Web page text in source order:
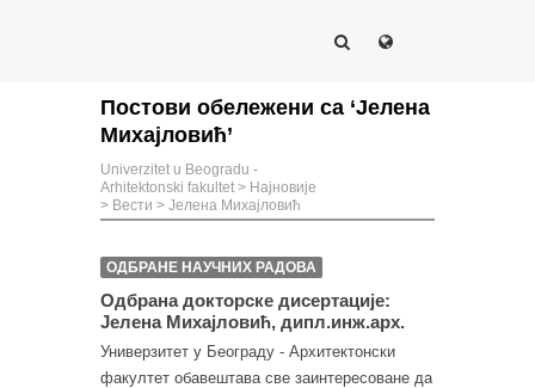
Постови обележени са ‘Јелена
Михајловић’
Univerzitet u Beogradu -
Arhitektonski fakultet > Најновије
> Вести > Јелена Михајловић
ОДБРАНЕ НАУЧНИХ РАДОВА
Одбрана докторске дисертације:
Јелена Михајловић, дипл.инж.арх.
Универзитет у Београду - Архитектонски
факултет обавештава све заинтересоване да